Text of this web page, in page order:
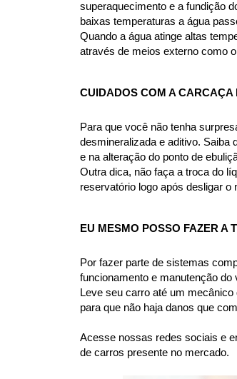
superaquecimento e a fundição
baixas temperaturas a água
Quando a água atinge altas
através de meios externo como
CUIDADOS COM A CARCAÇA
Para que você não tenha
desmineralizada e aditivo. Saiba
e na alteração do ponto de
Outra dica, não faça a troca do
reservatório logo após desligar o
EU MESMO POSSO FAZER A
Por fazer parte de sistemas
funcionamento e manutenção do
Leve seu carro até um
para que não haja danos que
Acesse nossas redes sociais e
de carros presente no mercado.